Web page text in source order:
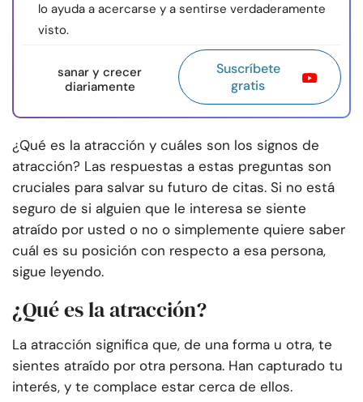
lo ayuda a acercarse y a sentirse verdaderamente
visto.
sanar y crecer
diariamente
Suscríbete
gratis
¿Qué es la atracción y cuáles son los signos de
atracción? Las respuestas a estas preguntas son
cruciales para salvar su futuro de citas. Si no está
seguro de si alguien que le interesa se siente
atraído por usted o no o simplemente quiere saber
cuál es su posición con respecto a esa persona,
sigue leyendo.
¿Qué es la atracción?
La atracción significa que, de una forma u otra, te
sientes atraído por otra persona. Han capturado tu
interés, y te complace estar cerca de ellos.